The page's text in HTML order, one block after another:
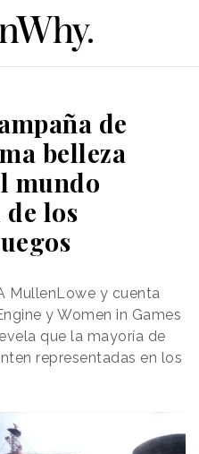
de
belleza
mundo
los
MullenLowe y cuenta
y Women in Games
que la mayoría de
representadas en los